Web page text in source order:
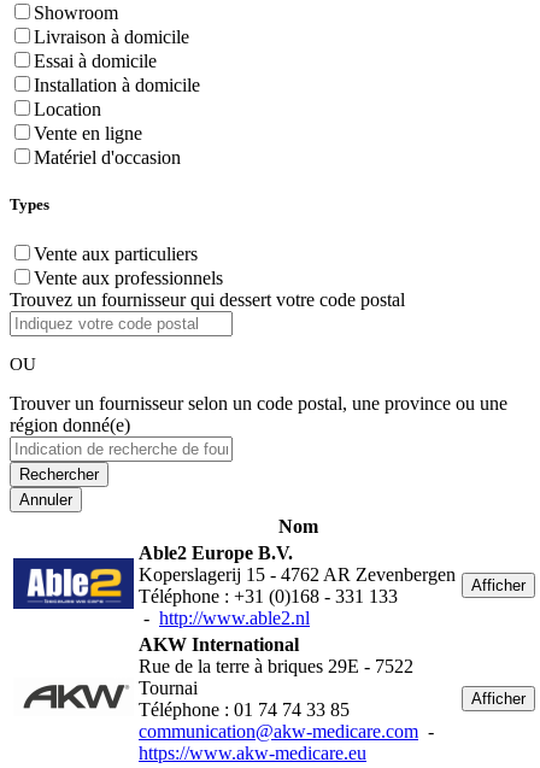
Showroom
Livraison à domicile
Essai à domicile
Installation à domicile
Location
Vente en ligne
Matériel d'occasion
Types
Vente aux particuliers
Vente aux professionnels
Trouvez un fournisseur qui dessert votre code postal
OU
Trouver un fournisseur selon un code postal, une province ou une
région donné(e)
Annuler
Nom
Able2 Europe B.V.
Koperslagerij 15 - 4762 AR Zevenbergen
Téléphone : +31 (0)168 - 331 133
- http://www.able2.nl
Afficher
AKW International
Rue de la terre à briques 29E - 7522
Tournai
Téléphone : 01 74 74 33 85
communication@akw-medicare.com -
https://www.akw-medicare.eu
Afficher